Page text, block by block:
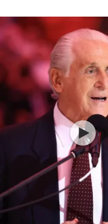
אביב
שבע
ליגה סינית
ליגה ברזילאית
ליגות נוספות